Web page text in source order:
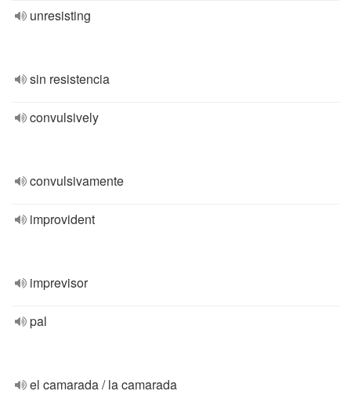
unresisting
sin resistencia
convulsively
convulsivamente
improvident
imprevisor
pal
el camarada / la camarada